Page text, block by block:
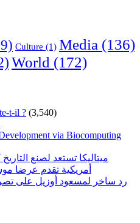
Culture (1) Media (136)
World (172)
t-il ? (3,540)
via Biocomputing
ميتاليكا تستعد لصنع
أمريكية تقدم عرضا
رد ساخر لمسعود أوزيل على